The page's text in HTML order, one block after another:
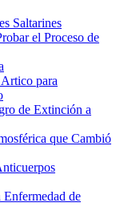
Saltarines
el Proceso de
para
de Extinción a
que Cambió
de